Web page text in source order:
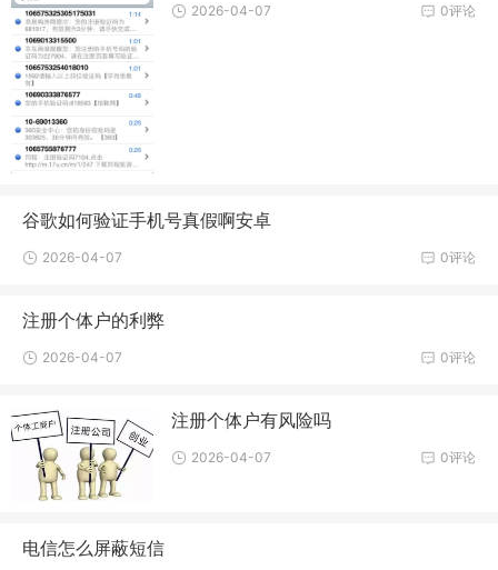
0评论
2026-04-07
谷歌如何验证手机号真假啊安卓
0评论
2026-04-07
注册个体户的利弊
0评论
2026-04-07
注册个体户有风险吗
0评论
2026-04-07
电信怎么屏蔽短信